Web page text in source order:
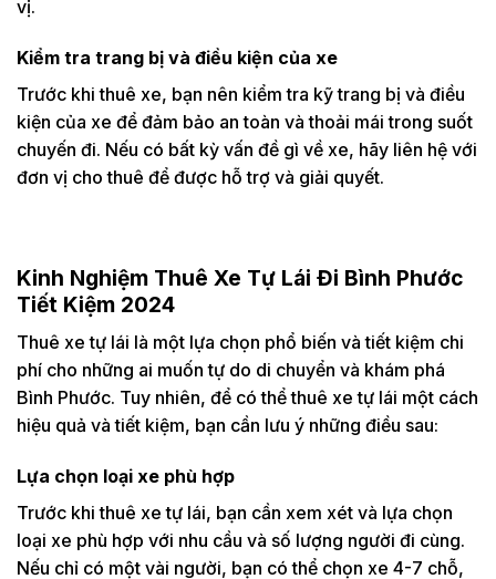
vị.
Kiểm tra trang bị và điều kiện của xe
Trước khi thuê xe, bạn nên kiểm tra kỹ trang bị và điều
kiện của xe để đảm bảo an toàn và thoải mái trong suốt
chuyến đi. Nếu có bất kỳ vấn đề gì về xe, hãy liên hệ với
đơn vị cho thuê để được hỗ trợ và giải quyết.
Kinh Nghiệm Thuê Xe Tự Lái Đi Bình Phước
Tiết Kiệm 2024
Thuê xe tự lái là một lựa chọn phổ biến và tiết kiệm chi
phí cho những ai muốn tự do di chuyển và khám phá
Bình Phước. Tuy nhiên, để có thể thuê xe tự lái một cách
hiệu quả và tiết kiệm, bạn cần lưu ý những điều sau:
Lựa chọn loại xe phù hợp
Trước khi thuê xe tự lái, bạn cần xem xét và lựa chọn
loại xe phù hợp với nhu cầu và số lượng người đi cùng.
Nếu chỉ có một vài người, bạn có thể chọn xe 4-7 chỗ,